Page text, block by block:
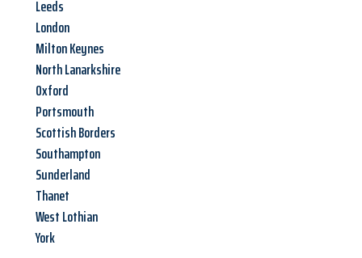
Leeds
London
Milton Keynes
North Lanarkshire
Oxford
Portsmouth
Scottish Borders
Southampton
Sunderland
Thanet
West Lothian
York